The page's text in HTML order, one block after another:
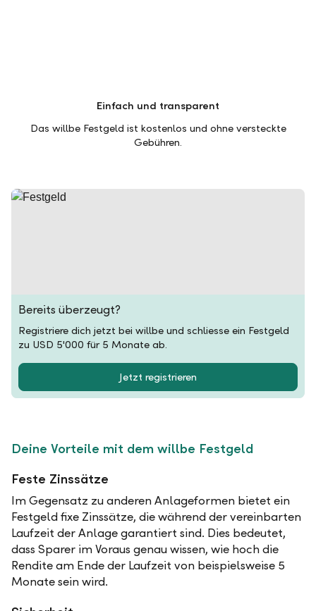
Einfach und transparent
Das willbe Festgeld ist kostenlos und ohne versteckte
Gebühren.
Bereits überzeugt?
Registriere dich jetzt bei willbe und schliesse ein Festgeld
zu USD 5'000 für 5 Monate ab.
Jetzt registrieren
Deine Vorteile mit dem willbe Festgeld
Feste Zinssätze
Im Gegensatz zu anderen Anlageformen bietet ein
Festgeld fixe Zinssätze, die während der vereinbarten
Laufzeit der Anlage garantiert sind. Dies bedeutet,
dass Sparer im Voraus genau wissen, wie hoch die
Rendite am Ende der Laufzeit von beispielsweise 5
Monate sein wird.